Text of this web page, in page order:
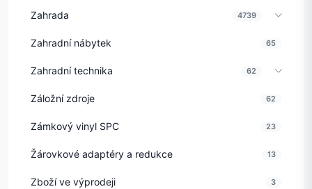
Zahrada 4739
Zahradní nábytek 65
Zahradní technika 62
Záložní zdroje 62
Zámkový vinyl SPC 23
Žárovkové adaptéry a redukce 13
Zboží ve výprodeji 3